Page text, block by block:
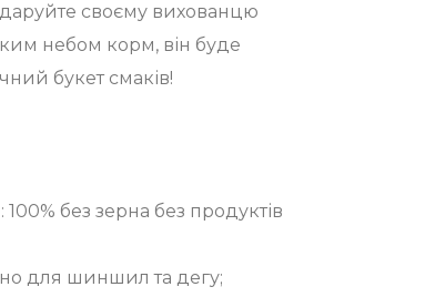
своєму вихованцю
небом корм, він буде
букет смаків!
без зерна без продуктів
для шиншил та дегу;